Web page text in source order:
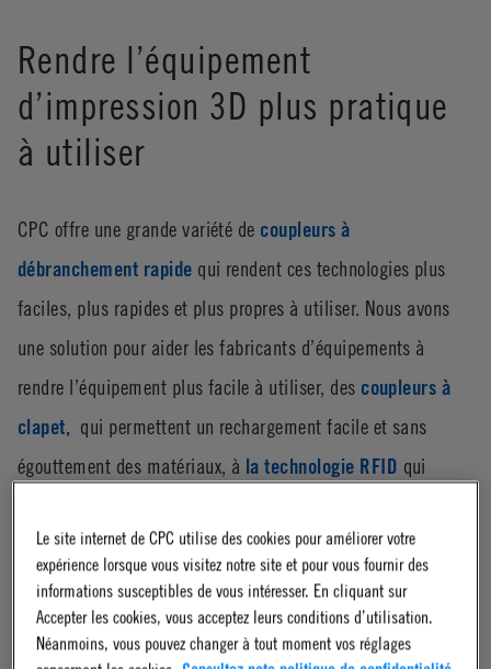
Rendre l’équipement
d’impression 3D plus pratique
à utiliser
CPC offre une grande variété de coupleurs à
débranchement rapide qui rendent ces technologies plus
faciles, plus rapides et plus propres à utiliser. Nous avons
une solution pour aider les fabricants d’équipements à
rendre l’équipement plus facile à utiliser, des coupleurs à
clapet, qui permettent un rechargement facile et sans
égouttement des matériaux, à la technologie RFID qui
Ce sont des produits qui garantissent un entretien et une
maintenance rapides des tubes dans les machines.
Le site internet de CPC utilise des cookies pour améliorer votre
expérience lorsque vous visitez notre site et pour vous fournir des
informations susceptibles de vous intéresser. En cliquant sur
Accepter les cookies, vous acceptez leurs conditions d’utilisation.
Néanmoins, vous pouvez changer à tout moment vos réglages